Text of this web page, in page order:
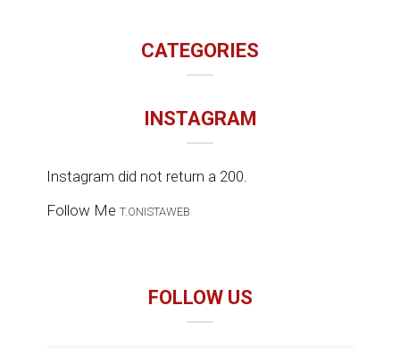
CATEGORIES
INSTAGRAM
Instagram did not return a 200.
Follow Me T.ONISTAWEB
FOLLOW US